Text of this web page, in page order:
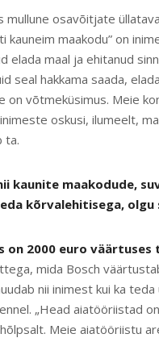
osavõitjate
kauneim maakodu” on
elada maal ja ehitanud
seal hakkama saada,
on võtmeküsimus. Meie
oskusi, ilumeelt,
ta.
kaunite maakodude,
kõrvalehitisega,
on 2000 euro
mida Bosch
nii inimest kui ka
„Head aiatööriistad
Meie aiatööriistu